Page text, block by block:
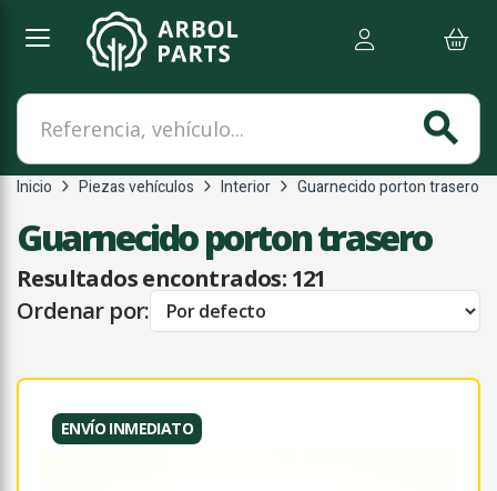
Referencia, vehículo...
search
Inicio Piezas vehículos Interior Guarnecido porton trasero
Guarnecido porton trasero
Resultados encontrados: 121
Ordenar por:
ENVÍO INMEDIATO